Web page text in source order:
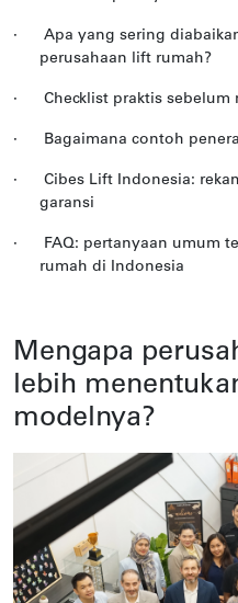
·
Apa yang sering
perusahaan lift rumah?
· Checklist praktis
· Bagaimana contoh
·
Cibes Lift Indonesia:
garansi
·
FAQ: pertanyaan umum
rumah di Indonesia
Mengapa
lebih
modelnya?